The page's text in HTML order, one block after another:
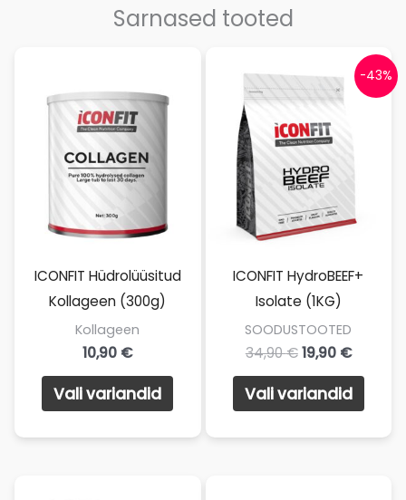
Sarnased tooted
ICONFIT Hüdrolüüsitud
Kollageen (300g)
Kollageen
10,90 €
Vali variandid
Sellel
tootel
-43%
ICONFIT HydroBEEF+
Isolate (1KG)
SOODUSTOOTED
34,90€ 19,90 €
Vali variandid
Sellel